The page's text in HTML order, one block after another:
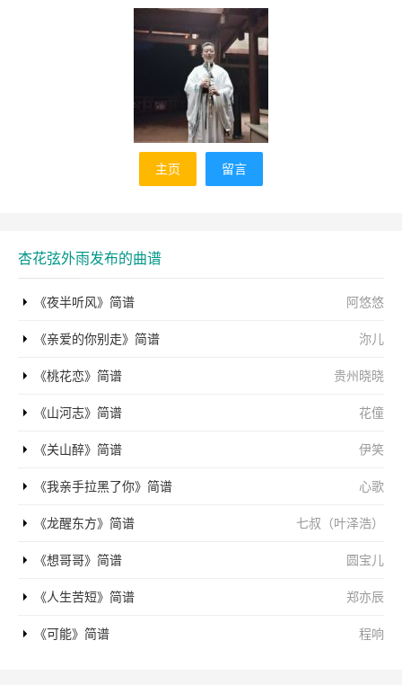
主页 留言
杏花弦外雨发布的曲谱
阿悠悠
《夜半听风》简谱
沵儿
《亲爱的你别走》简谱
贵州晓晓
《桃花恋》简谱
花僮
《山河志》简谱
伊笑
《关山醉》简谱
心歌
《我亲手拉黑了你》简谱
七叔（叶泽浩）
《龙醒东方》简谱
圆宝儿
《想哥哥》简谱
郑亦辰
《人生苦短》简谱
程响
《可能》简谱